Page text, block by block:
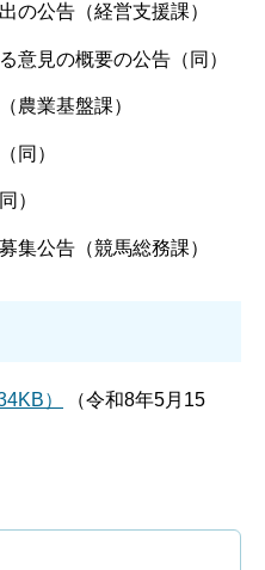
の公告（経営支援課）
意見の概要の公告（同）
農業基盤課）
同）
）
集公告（競馬総務課）
）
（令和8年5月15